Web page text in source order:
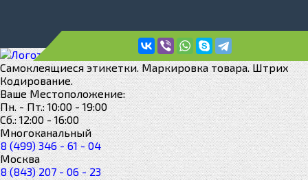
Cамоклеящиеся этикетки. Маркировка товара. Штрих
Кодирование.
Ваше Местоположение:
Пн. - Пт.: 10:00 - 19:00
Сб.: 12:00 - 16:00
Многоканальный
8 (499) 346 - 61 - 04
Москва
8 (843) 207 - 06 - 23